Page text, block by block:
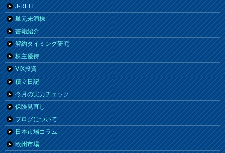
J-REIT
単元未満株
書籍紹介
解約タイミング研究
株主優待
VIX投資
積立日記
今月の実力チェック
保険見直し
ブログについて
日本市場コラム
欧州市場